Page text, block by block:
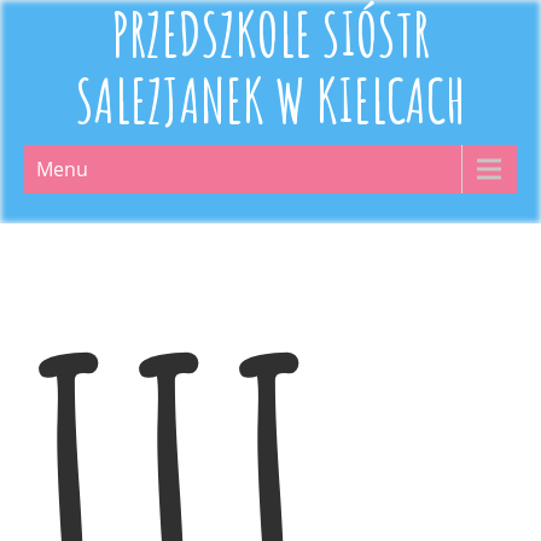
PRZEDSZKOLE SIÓSTR
SALEZJANEK W KIELCACH
Menu